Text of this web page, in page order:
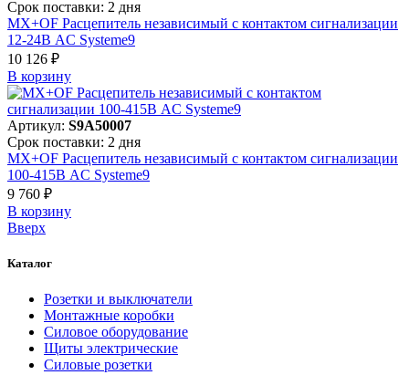
Срок поставки: 2 дня
MX+OF Расцепитель независимый с контактом сигнализации
12-24В AC Systeme9
10 126 ₽
В корзинy
Артикул: S9A50007
Срок поставки: 2 дня
MX+OF Расцепитель независимый с контактом сигнализации
100-415В AC Systeme9
9 760 ₽
В корзинy
Вверх
Каталог
Розетки и выключатели
Монтажные коробки
Силовое оборудование
Щиты электрические
Силовые розетки